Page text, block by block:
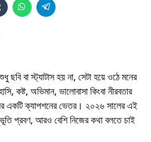
বা স্ট্যাটাস হয় না, সেটা হয়ে ওঠে মনের
কষ্ট, অভিমান, ভালোবাসা কিংবা নীরবতার
একটি ক্যাপশনের ভেতর। ২০২৬ সালের এই
প্রবণ, আরও বেশি নিজের কথা বলতে চাই